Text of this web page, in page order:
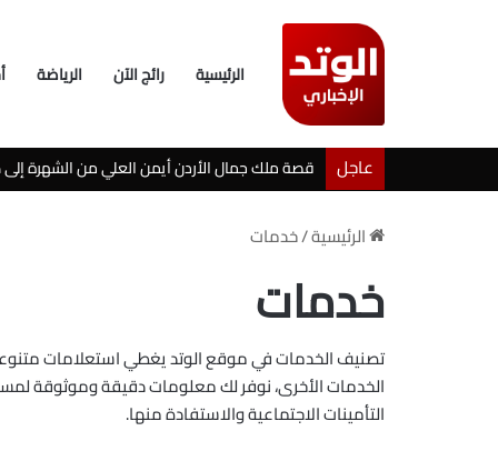
الرئيسية رائج الآن الرياضة
عاجل خطوبة شيرين بيوتي وأسامة مروة تثير ضجة على
الرئيسية/خدمات
خدمات
تصنيف الخدمات في موقع الوتد يغطي استعلامات
الخدمات الأخرى، نوفر لك معلومات دقيقة وموثوقة
التأمينات الاجتماعية والاستفادة منها.